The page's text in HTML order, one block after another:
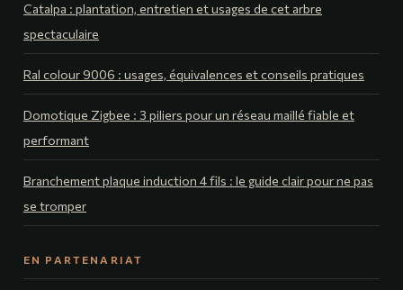
Catalpa : plantation, entretien et usages de cet arbre
spectaculaire
Ral colour 9006 : usages, équivalences et conseils pratiques
Domotique Zigbee : 3 piliers pour un réseau maillé fiable et
performant
Branchement plaque induction 4 fils : le guide clair pour ne pas
se tromper
EN PARTENARIAT